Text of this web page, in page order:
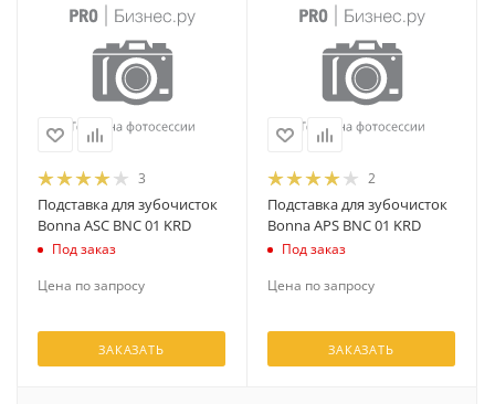
3
Подставка для зубочисток
Bonna ASC BNC 01 KRD
Под заказ
Цена по запросу
ЗАКАЗАТЬ
2
Подставка для зубочисток
Bonna APS BNC 01 KRD
Под заказ
Цена по запросу
ЗАКАЗАТЬ